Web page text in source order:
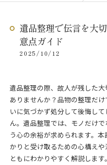
遺品整理で伝言を大
意点ガイド
2025/10/12
遺品整理の際、故人が残した
ありませんか？品物の整理だ
いに気づかず処分して後悔し
ん。遺品整理では、モノだけ
う心の余裕が求められます。
かりと受け取るための心構え
ともにわかりやすく解説しま